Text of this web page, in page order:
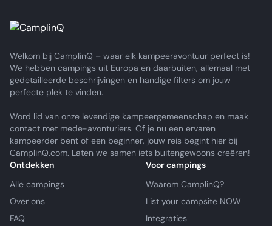
Welkom bij CamplinQ – waar elk kampeeravontuur perfect is!
We hebben campings uit Europa en daarbuiten, allemaal met
gedetailleerde beschrijvingen en handige filters om jouw
perfecte plek te vinden.
Word lid van onze levendige kampeergemeenschap en maak
contact met mede-avonturiers. Of je nu een ervaren
kampeerder bent of een beginner, jouw reis begint hier bij
CamplinQ.com. Laten we samen iets buitengewoons creëren!
Ontdekken
Alle campings
Over ons
FAQ
Voor campings
Waarom CamplinQ?
List your campsite NOW
Integraties